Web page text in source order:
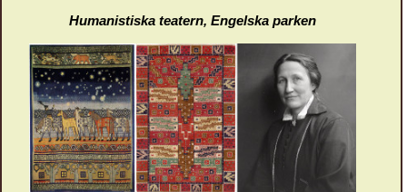
Humanistiska teatern, Engelska parken